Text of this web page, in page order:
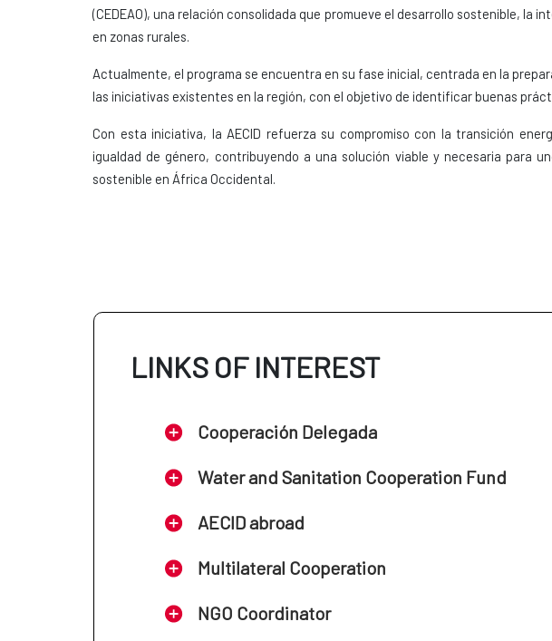
(CEDEAO), una relación consolidada que promueve el desarrollo sostenible, la
en zonas rurales.
Actualmente, el programa se encuentra en su fase inicial, centrada en la
las iniciativas existentes en la región, con el objetivo de identificar buenas
Con esta iniciativa, la AECID refuerza su compromiso con la transición
igualdad de género, contribuyendo a una solución viable y necesaria para
sostenible en África Occidental.
LINKS OF INTEREST
Cooperación Delegada
Water and Sanitation Cooperation Fund
AECID abroad
Multilateral Cooperation
NGO Coordinator